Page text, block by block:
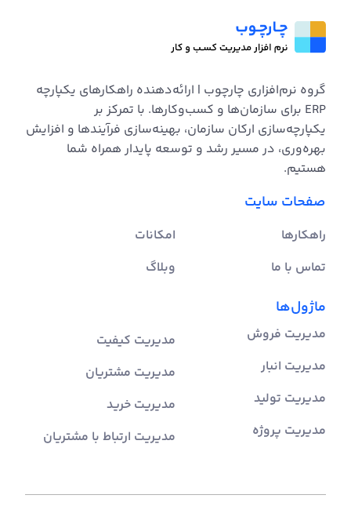
گروه نرم‌افزاری چارچوب | ارائه‌دهنده راهکارهای یکپارچه
ERP برای سازمان‌ها و کسب‌وکارها. با تمرکز بر
یکپارچه‌سازی ارکان سازمان، بهینه‌سازی فرآیندها و افزایش
بهره‌وری، در مسیر رشد و توسعه پایدار همراه شما
هستیم.
صفحات سایت
راهکارها
امکانات
تماس با ما
وبلاگ
ماژول‌ها
مدیریت فروش
مدیریت انبار
مدیریت تولید
مدیریت پروژه
مدیریت کیفیت
مدیریت مشتریان
مدیریت خرید
مدیریت ارتباط با مشتریان